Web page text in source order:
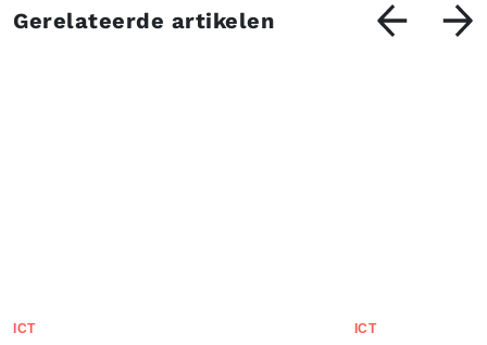
Gerelateerde artikelen
ICT ICT